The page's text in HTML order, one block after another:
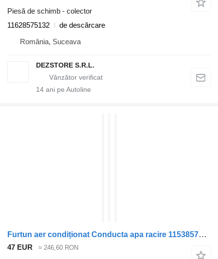
Piesă de schimb - colector
11628575132
de descărcare
România, Suceava
DEZSTORE S.R.L.
14 ani pe Autoline
Furtun aer condiționat Conducta apa racire 11538575746 pentru automobil BMW X7
47 EUR ≈ 246,60 RON